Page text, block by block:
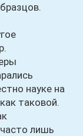
науке на
таковой.
лишь